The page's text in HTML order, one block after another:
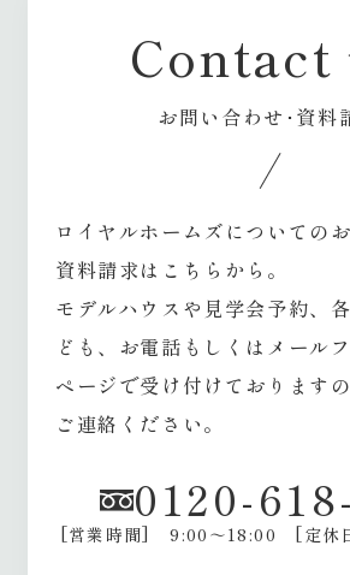
Contact
お問い合わせ･資料
ロイヤルホームズについての
資料請求はこちらから。
モデルハウスや見学会予約、
ども、 お電話もしくはメール
ページで受け付けております
ご連絡ください。
0120-
[営業時間] 9:00～18:00 [定休